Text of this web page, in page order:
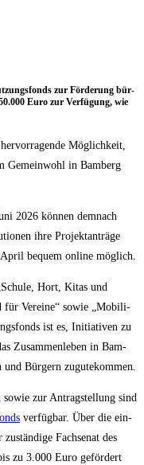
zur För­de­rung bür­
Euro zur Ver­fü­gung, wie
Mög­lich­keit,
Gemein­wohl in Bam­berg
2026 kön­nen dem­nach
ihre Pro­jekt­an­trä­ge
bequem online möglich.
Hort, Kitas und
für Ver­ei­ne“ sowie „Mobi­li­
ist es, Initia­ti­ven zu
Zusam­men­le­ben in Bam­
Bür­gern zugutekommen.
zur Antrag­stel­lung sind
ver­füg­bar. Über die ein­
Fach­se­nat des
zu 3.000 Euro geför­dert